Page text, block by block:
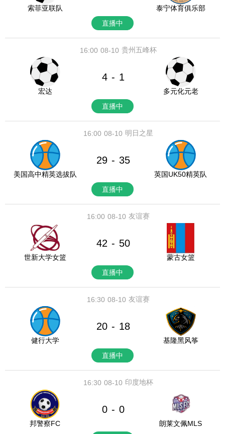
索菲亚联队
泰宁体育俱乐部
直播中
08-10
16:00 贵州五峰杯
宏达
4 - 1
多元化元老
直播中
08-10
16:00 明日之星
美国高中精英选拔队
29 - 35
英国UK50精英队
直播中
08-10
16:00 友谊赛
世新大学女篮
42 - 50
蒙古女篮
直播中
08-10
16:30 友谊赛
健行大学
20 - 18
基隆黑风筝
直播中
08-10
16:30 印度地杯
邦警察FC
0 - 0
朗莱文佩MLS